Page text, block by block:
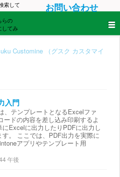
索して
らの
してみ
お問い合わせ
Customine （グスク カスタマイ
入門
、テンプレートとなるExcelファ
ードの内容を差し込み印刷するよ
Excelに出力したりPDFに出力し
。 ここでは、PDF出力を実際に
アプリやテンプレート用
午後